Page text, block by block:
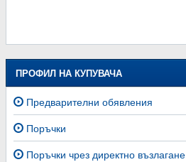
ПРОФИЛ НА КУПУВАЧА
Предварителни обявления
Поръчки
Поръчки чрез директно възлагане